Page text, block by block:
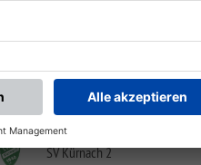
SV Kürnach 2